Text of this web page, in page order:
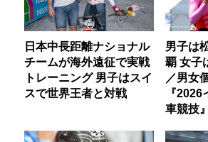
日本中長距離ナショナル
チームが海外遠征で実戦
トレーニング 男子はスイ
スで世界王者と対戦
男子は
覇 女子
／男女
『
車競技』